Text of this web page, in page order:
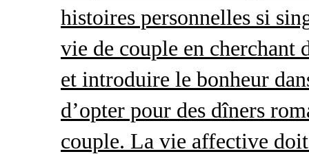
histoires personnelles si
vie de couple en cherchant
et introduire le bonheur
d’opter pour des dîners
couple. La vie affective